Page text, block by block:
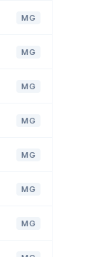
MG
MG
MG
MG
MG
MG
MG